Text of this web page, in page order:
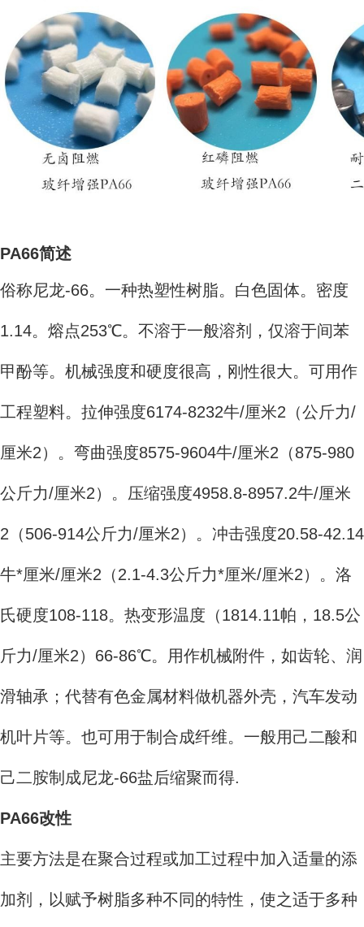
PA66简述
俗称尼龙-66。一种热塑性树脂。白色固体。密度
1.14。熔点253℃。不溶于一般溶剂，仅溶于间苯
甲酚等。机械强度和硬度很高，刚性很大。可用作
工程塑料。拉伸强度6174-8232牛/厘米2（公斤力/
厘米2）。弯曲强度8575-9604牛/厘米2（875-980
公斤力/厘米2）。压缩强度4958.8-8957.2牛/厘米
2（506-914公斤力/厘米2）。冲击强度20.58-42.14
牛*厘米/厘米2（2.1-4.3公斤力*厘米/厘米2）。洛
氏硬度108-118。热变形温度（1814.11帕，18.5公
斤力/厘米2）66-86℃。用作机械附件，如齿轮、润
滑轴承；代替有色金属材料做机器外壳，汽车发动
机叶片等。也可用于制合成纤维。一般用己二酸和
己二胺制成尼龙-66盐后缩聚而得.
PA66改性
主要方法是在聚合过程或加工过程中加入适量的添
加剂，以赋予树脂多种不同的特性，使之适于多种